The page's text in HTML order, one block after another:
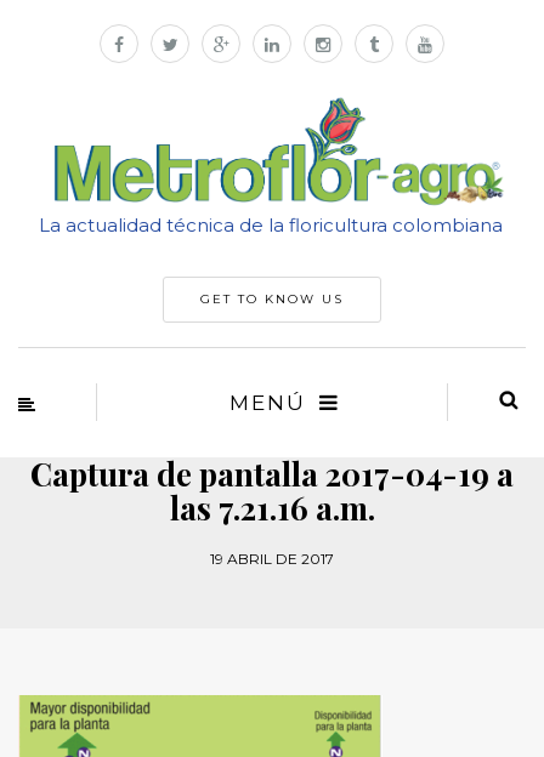
La actualidad técnica de la floricultura colombiana
GET TO KNOW US
MENÚ
Captura de pantalla 2017-04-19 a
las 7.21.16 a.m.
19 ABRIL DE 2017